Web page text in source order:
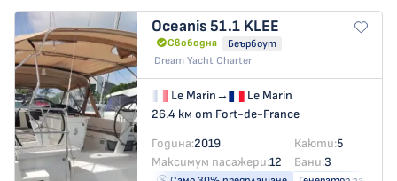
Oceanis 51.1 KLEE
Свободна
Беърбоут
Dream Yacht Charter
Le Marin→
Le Marin
26.4 км от Fort-de-France
Година:2019 Каюти:5
Максимум пасажери:12 Бани:3